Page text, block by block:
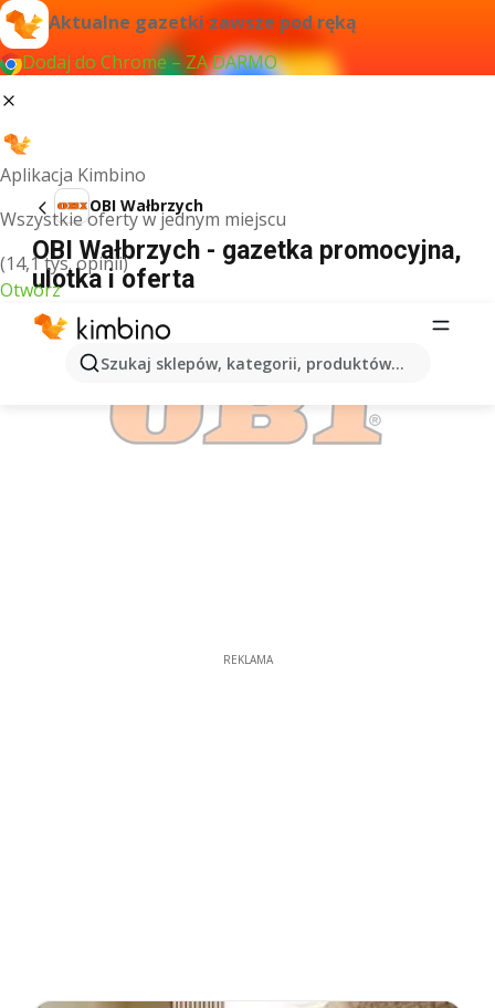
Aktualne gazetki zawsze pod ręką
Dodaj do Chrome – ZA DARMO
Aplikacja Kimbino
Wszystkie oferty w jednym miejscu
(14,1 tys. opinii)
Otwórz
Szukaj sklepów, kategorii, produktów...
OBI Wałbrzych
OBI Wałbrzych - gazetka promocyjna,
ulotka i oferta
REKLAMA